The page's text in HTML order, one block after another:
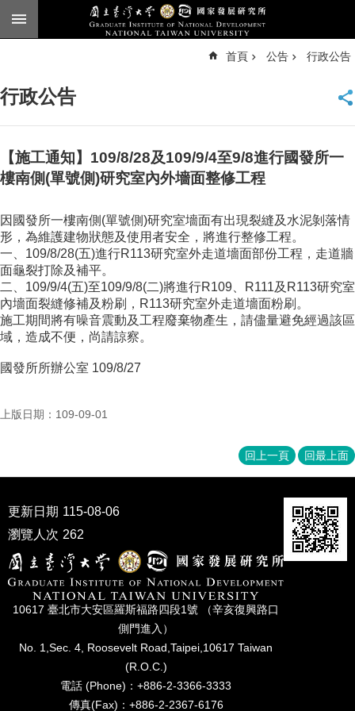
跳到主要內容區塊
臺
頁
English
告
本
所
簡
介
本
成
博
碩
班
在
職
專
班
研
首頁 公告 行政公告
行政公告
【施工通知】109/8/28及109/9/4至9/8進行國發所一
樓南側(單號側)研究室內外墻面整修工程
因國發所一樓南側(單號側)研究室墻面有出現裂縫及水泥剝落情
形，為維護建物狀態及使用者安全，將進行整修工程。
一、109/8/28(五)進行R113研究室外走道墻面部份工程，走道牆
面龜裂打除及補平。
二、109/9/4(五)至109/9/8(二)將進行R109、R111及R113研究室
內墻面裂縫修補及粉刷，R113研究室外走道墻面粉刷。
施工期間將有噪音震動及工程廢棄物產生，請儘量避免經過該區
域，造成不便，尚請諒察。
國發所所辦公室 109/8/27
上版日期：109-09-01
回上一頁 回最上面
更新日期 115-08-06
瀏覽人次 262
10617 臺北市⼤安區羅斯福路四段1號 （辛亥復興路⼝
側⾨進入）
No. 1,Sec. 4, Roosevelt Road,Taipei,10617 Taiwan
(R.O.C.)
電話 (Phone)：+886-2-3366-3333
傳真(Fax)：+886-2-2367-6176